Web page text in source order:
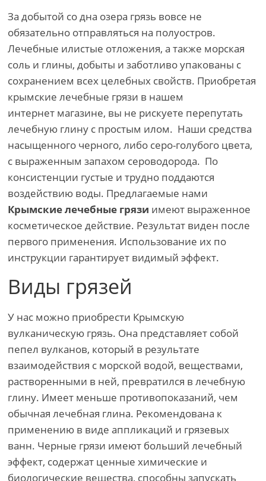
За добытой со дна озера грязь вовсе не
обязательно отправляться на полуостров.
Лечебные илистые отложения, а также морская
соль и глины, добыты и заботливо упакованы с
сохранением всех целебных свойств. Приобретая
крымские лечебные грязи в нашем
интернет магазине, вы не рискуете перепутать
лечебную глину с простым илом. Наши средства
насыщенного черного, либо серо-голубого цвета,
с выраженным запахом сероводорода. По
консистенции густые и трудно поддаются
воздействию воды. Предлагаемые нами
Крымские лечебные грязи имеют выраженное
косметическое действие. Результат виден после
первого применения. Использование их по
инструкции гарантирует видимый эффект.
Виды грязей
У нас можно приобрести Крымскую
вулканическую грязь. Она представляет собой
пепел вулканов, который в результате
взаимодействия с морской водой, веществами,
растворенными в ней, превратился в лечебную
глину. Имеет меньше противопоказаний, чем
обычная лечебная глина. Рекомендована к
применению в виде аппликаций и грязевых
ванн. Черные грязи имеют больший лечебный
эффект, содержат ценные химические и
биологические вещества, способны запускать